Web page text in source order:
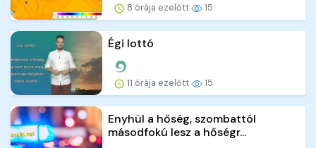
8 órája ezelőtt 15
Égi lottó
11 órája ezelőtt 15
Enyhül a hőség, szombattól
másodfokú lesz a hőségr...